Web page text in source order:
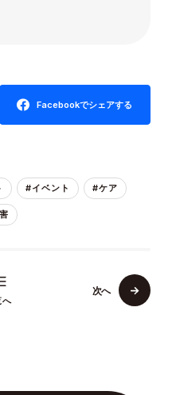
Facebookでシェアする
#イベント #ケア
へ
次へ